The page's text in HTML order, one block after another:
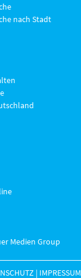
nach Stadt
Medien Group
| IMPRESSUM